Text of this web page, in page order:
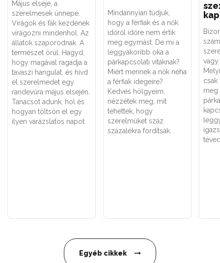
Május elseje, a
szerelmesek ünnepe.
Virágok és fák kezdenek
virágozni mindenhol. Az
állatok szaporodnak. A
természet örül. Hagyd,
hogy magával ragadja a
tavaszi hangulat, és hívd
el szerelmedet egy
randevúra május elsején.
Tanácsot adunk, hol és
hogyan töltsön el egy
ilyen varázslatos napot.
Mindannyian tudjuk,
hogy a férfiak és a nők
időről időre nem értik
meg egymást. De mi a
leggyakoribb oka a
párkapcsolati vitáknak?
Miért mennek a nők néha
a férfiak idegeire?
Kedves hölgyeim,
nézzétek meg, mit
tehettek, hogy
szerelmüket száz
százalékra fordítsák.
vagy
csak
meg
Egyéb cikkek